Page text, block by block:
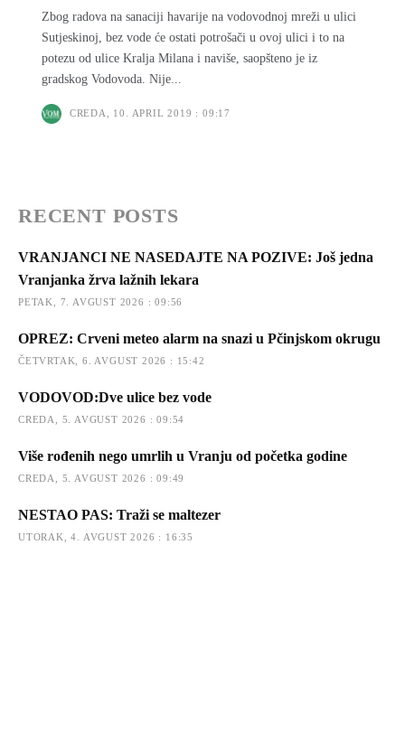
Zbog radova na sanaciji havarije na vodovodnoj mreži u ulici
Sutjeskinoj, bez vode će ostati potrošači u ovoj ulici i to na
potezu od ulice Kralja Milana i naviše, saopšteno je iz
gradskog Vodovoda. Nije...
CREDA, 10. APRIL 2019 : 09:17
RECENT POSTS
VRANJANCI NE NASEDAJTE NA POZIVE: Još jedna
Vranjanka žrva lažnih lekara
PETAK, 7. AVGUST 2026 : 09:56
OPREZ: Crveni meteo alarm na snazi u Pčinjskom okrugu
ČETVRTAK, 6. AVGUST 2026 : 15:42
VODOVOD:Dve ulice bez vode
CREDA, 5. AVGUST 2026 : 09:54
Više rođenih nego umrlih u Vranju od početka godine
CREDA, 5. AVGUST 2026 : 09:49
NESTAO PAS: Traži se maltezer
UTORAK, 4. AVGUST 2026 : 16:35